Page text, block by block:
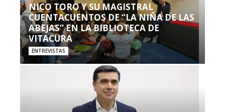
NICO TORO Y SU MAGISTRAL
CUENTACUENTOS DE “LA NIÑA DE LAS
ABEJAS” EN LA BIBLIOTECA DE
VITACURA
ENTREVISTAS